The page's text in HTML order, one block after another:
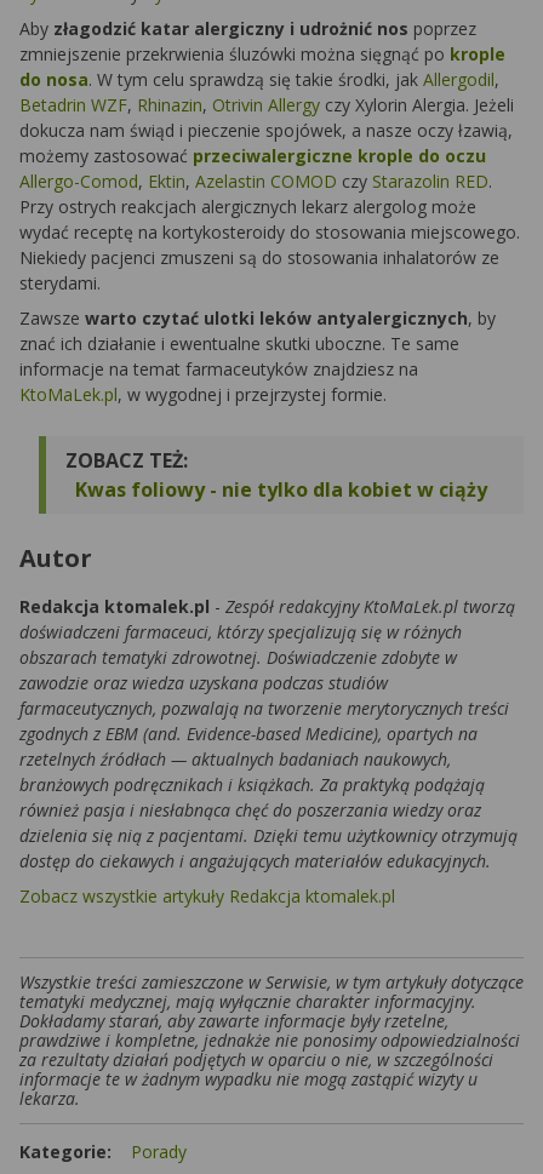
Aby złagodzić katar alergiczny i udrożnić nos poprzez
zmniejszenie przekrwienia śluzówki można sięgnąć po krople
do nosa. W tym celu sprawdzą się takie środki, jak Allergodil,
Betadrin WZF, Rhinazin, Otrivin Allergy czy Xylorin Alergia. Jeżeli
dokucza nam świąd i pieczenie spojówek, a nasze oczy łzawią,
możemy zastosować przeciwalergiczne krople do oczu
Allergo-Comod, Ektin, Azelastin COMOD czy Starazolin RED.
Przy ostrych reakcjach alergicznych lekarz alergolog może
wydać receptę na kortykosteroidy do stosowania miejscowego.
Niekiedy pacjenci zmuszeni są do stosowania inhalatorów ze
sterydami.
Zawsze warto czytać ulotki leków antyalergicznych, by
znać ich działanie i ewentualne skutki uboczne. Te same
informacje na temat farmaceutyków znajdziesz na
KtoMaLek.pl, w wygodnej i przejrzystej formie.
ZOBACZ TEŻ:
Kwas foliowy - nie tylko dla kobiet w ciąży
Autor
Redakcja ktomalek.pl - Zespół redakcyjny KtoMaLek.pl tworzą
doświadczeni farmaceuci, którzy specjalizują się w różnych
obszarach tematyki zdrowotnej. Doświadczenie zdobyte w
zawodzie oraz wiedza uzyskana podczas studiów
farmaceutycznych, pozwalają na tworzenie merytorycznych treści
zgodnych z EBM (and. Evidence-based Medicine), opartych na
rzetelnych źródłach — aktualnych badaniach naukowych,
branżowych podręcznikach i książkach. Za praktyką podążają
również pasja i niesłabnąca chęć do poszerzania wiedzy oraz
dzielenia się nią z pacjentami. Dzięki temu użytkownicy otrzymują
dostęp do ciekawych i angażujących materiałów edukacyjnych.
Zobacz wszystkie artykuły Redakcja ktomalek.pl
Wszystkie treści zamieszczone w Serwisie, w tym artykuły dotyczące
tematyki medycznej, mają wyłącznie charakter informacyjny.
Dokładamy starań, aby zawarte informacje były rzetelne,
prawdziwe i kompletne, jednakże nie ponosimy odpowiedzialności
za rezultaty działań podjętych w oparciu o nie, w szczególności
informacje te w żadnym wypadku nie mogą zastąpić wizyty u
lekarza.
Kategorie:
Porady